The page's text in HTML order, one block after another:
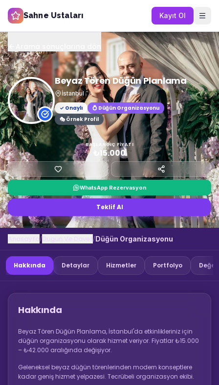
Sahne Ustaları Kayıt Ol
Beyaz Tören Düğün Planlama
İstanbul
✓ Onaylı
💍 Düğün Organizasyonu
🎭 Örnek Profil
BAŞLANGIÇ FIYATI
₺15.000
WhatsApp Rezervasyon
Teklif Al
/ /Düğün Organizasyonu
Hakkında Detaylar Hizmetler Portfolyo
Hakkında
Beyaz Tören Düğün Planlama, İstanbul'da etkinlikleriniz için
düğün organizasyonu olarak hizmet veriyor. Fiyatlar ₺15.000
– ₺42.000 aralığında değişiyor.
Geleneksel beyaz düğün törenlerinden modern konseptlere
kadar geniş hizmet yelpazesi. Tecrübeli organizasyon ekibi.